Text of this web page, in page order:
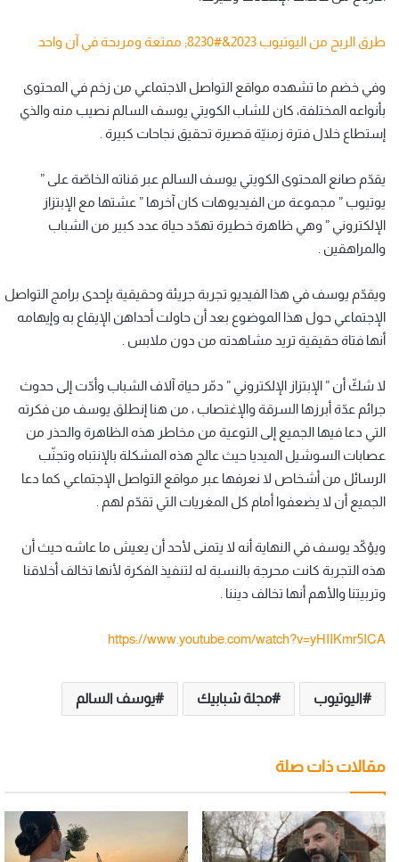
طرق الربح من اليوتيوب 2023&#8230; ممتعة ومربحة في آن واحد
وفي خضم ما تشهده مواقع التواصل الاجتماعي من زخم في المحتوى
بأنواعه المختلفة، كان للشاب الكويتي يوسف السالم نصيب منه والذي
إستطاع خلال فترة زمنيّة قصيرة تحقيق نجاحات كبيرة .
يقدّم صانع المحتوى الكويتي يوسف السالم عبر قناته الخاصّة على ”
يوتيوب ” مجموعة من الفيديوهات كان آخرها ” عشتها مع الإبتزاز
الإلكتروني ” وهي ظاهرة خطيرة تهدّد حياة عدد كبير من الشباب
والمراهقين .
ويقدّم يوسف في هذا الفيديو تجربة جريئة وحقيقية بإحدى برامج التواصل
الإجتماعي حول هذا الموضوع بعد أن حاولت أحداهن الإيقاع به وإيهامه
أنها فتاة حقيقية تريد مشاهدته من دون ملابس .
لا شكّ أن ” الإبتزاز الإلكتروني ” دمّر حياة آلاف الشباب وأدّت إلى حدوث
جرائم عدّة أبرزها السرقة والإغتصاب ، من هنا إنطلق يوسف من فكرته
التي دعا فيها الجميع إلى التوعية من مخاطر هذه الظاهرة والحذر من
عصابات السوشيل الميديا حيث عالج هذه المشكلة بالإنتباه وتجنّب
الرسائل من أشخاص لا نعرفها عبر مواقع التواصل الإجتماعي كما دعا
الجميع أن لا يضعفوا أمام كل المغريات التي تقدّم لهم .
ويؤكّد يوسف في النهاية أنه لا يتمنى لأحد أن يعيش ما عاشه حيث أن
هذه التجربة كانت محرجة بالنسبة له لتنفيذ الفكرة لأنها تخالف أخلاقنا
وتربيتنا والأهم أنها تخالف ديننا .
https://www.youtube.com/watch?v=yHIIKmr5ICA
اليوتيوب مجلة شبابيك يوسف السالم
مقالات ذات صلة